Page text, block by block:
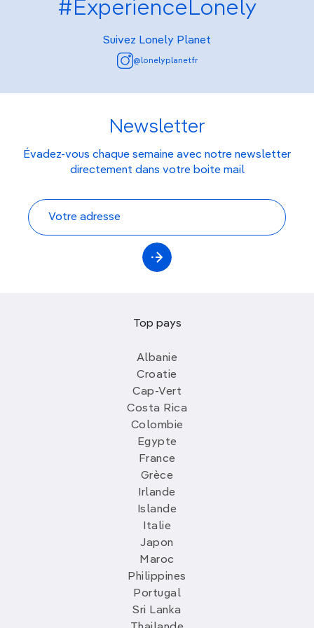
#ExperienceLonely
Suivez Lonely Planet
@lonelyplanetfr
Newsletter
Évadez-vous chaque semaine avec notre newsletter
directement dans votre boite mail
Top pays
Albanie
Croatie
Cap-Vert
Costa Rica
Colombie
Egypte
France
Grèce
Irlande
Islande
Italie
Japon
Maroc
Philippines
Portugal
Sri Lanka